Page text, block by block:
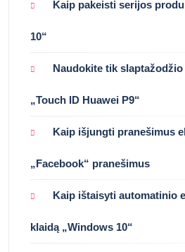
Kaip pakeisti serijos
10“
Naudokite tik
„Touch ID Huawei P9“
Kaip išjungti pranešimus
„Facebook“ pranešimus
Kaip ištaisyti automatinio
klaidą „Windows 10“